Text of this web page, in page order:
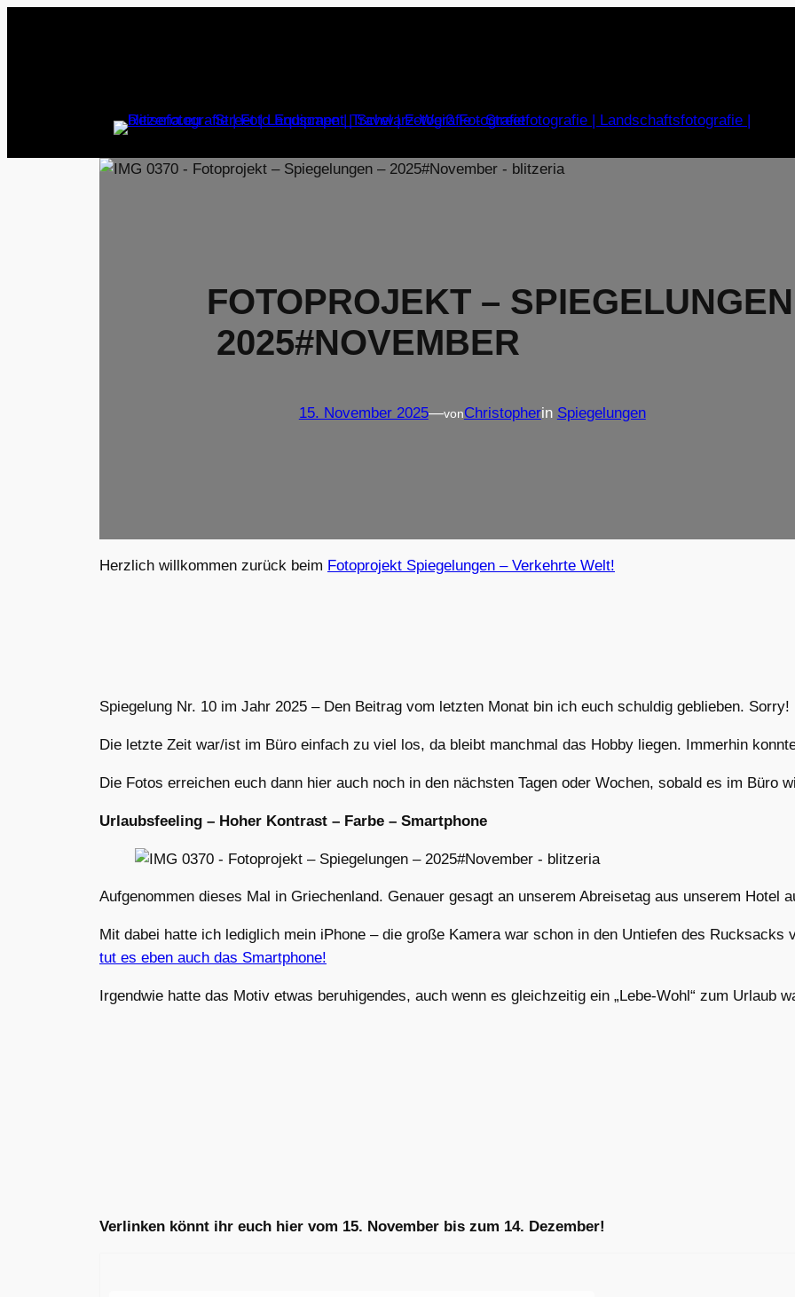
FOTOPROJEKT –
2025#NOVEMBER
15. November 2025—vonChristopherin Spiegelungen
Herzlich willkommen zurück beim Fotoprojekt Spiegelungen – Verkehrte Welt!
Spiegelung Nr. 10 im Jahr 2025 – Den Beitrag vom letzten Monat bin ich euch schuldig geblieben. Sorry!
Die letzte Zeit war/ist im Büro einfach zu viel los, da bleibt manchmal das Hobby liegen. Immerhin
Die Fotos erreichen euch dann hier auch noch in den nächsten Tagen oder Wochen, sobald es im Büro
Urlaubsfeeling – Hoher Kontrast – Farbe – Smartphone
Aufgenommen dieses Mal in Griechenland. Genauer gesagt an unserem Abreisetag aus unserem Hotel
Mit dabei hatte ich lediglich mein iPhone – die große Kamera war schon in den Untiefen des Rucksacks
tut es eben auch das Smartphone!
Irgendwie hatte das Motiv etwas beruhigendes, auch wenn es gleichzeitig ein „Lebe-Wohl“ zum Urlaub
Verlinken könnt ihr euch hier vom 15. November bis zum 14. Dezember!